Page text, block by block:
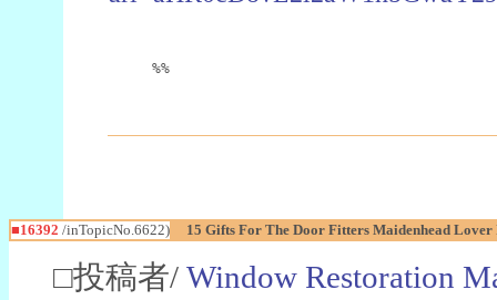
%%
■16392 /inTopicNo.6622) 15 Gifts For The Door Fitters Maidenhead
□投稿者/ Window Restoration